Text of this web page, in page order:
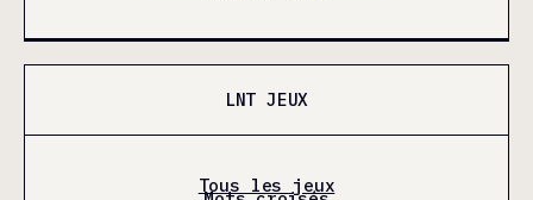
LNT JEUX
Tous les jeux